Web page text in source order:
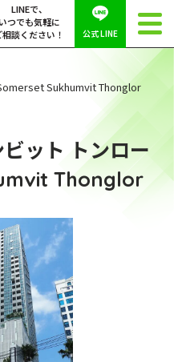
LINEで、
いつでも気軽に
相談ください！
公式 LINE
Sukhumvit Thonglor
ット トンロー
Thonglor